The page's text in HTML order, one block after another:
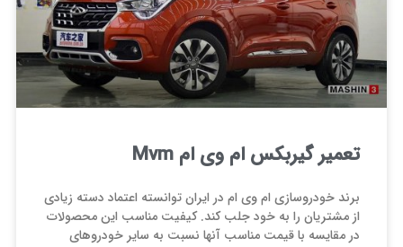
تعمیر گیربکس ام وی ام Mvm
برند خودروسازی ام وی ام در ایران توانسته اعتماد دسته زیادی
از مشتریان را به خود جلب کند. کیفیت مناسب این محصولات
در مقایسه با قیمت مناسب آنها نسبت به سایر خودروهای